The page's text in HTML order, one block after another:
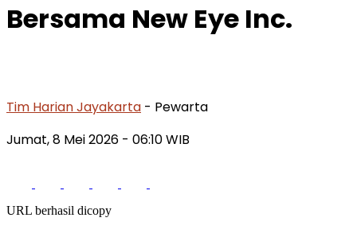
Bersama New Eye Inc.
Tim Harian Jayakarta - Pewarta
Jumat, 8 Mei 2026 - 06:10 WIB
URL berhasil dicopy